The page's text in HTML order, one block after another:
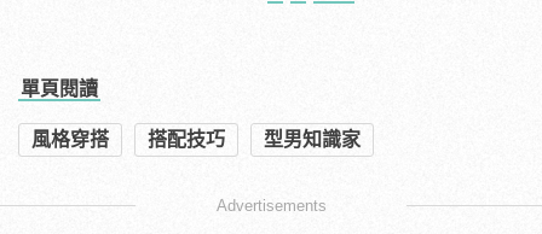
單頁閱讀
風格穿搭 搭配技巧 型男知識家
Advertisements